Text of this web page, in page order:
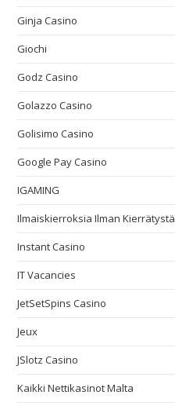
Ginja Casino
Giochi
Godz Casino
Golazzo Casino
Golisimo Casino
Google Pay Casino
IGAMING
Ilmaiskierroksia Ilman Kierrätystä
Instant Casino
IT Vacancies
JetSetSpins Casino
Jeux
JSlotz Casino
Kaikki Nettikasinot Malta